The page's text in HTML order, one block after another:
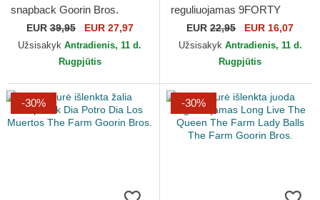
snapback Goorin Bros.
Dolphin Rizz Rizzky Bizznizz
Great Escape The Farm...
EUR39,95 EUR 27,97
Užsisakyk Antradienis, 11 d.
Rugpjūtis
reguliuojamas 9FORTY
Flawless New York Yankees
MLB New Era
EUR 22,95 EUR 16,07
Užsisakyk Antradienis, 11 d.
Rugpjūtis
-30% -30%